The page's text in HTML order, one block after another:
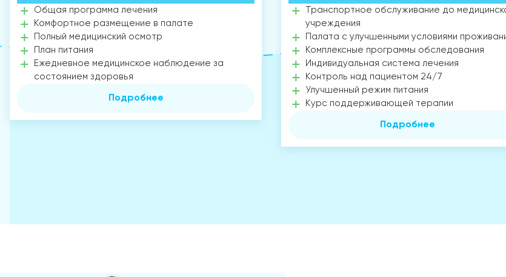
Общая программа лечения
Комфортное размещение в палате
Полный медицинский осмотр
План питания
Ежедневное медицинское наблюдение за
состоянием здоровья
Подробнее
Транспортное обслуживание до
учреждения
Палата с улучшенными условиями
Комплексные программы обследования
Индивидуальная система лечения
Контроль над пациентом 24/7
Улучшенный режим питания
Курс поддерживающей терапии
Подробнее